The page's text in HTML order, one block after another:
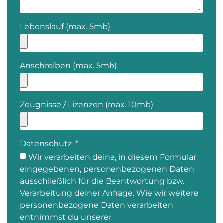
Lebenslauf (max. 5mb)
Anschreiben (max. 5mb)
Zeugnisse / Lizenzen (max. 10mb)
Datenschutz
Wir verarbeiten deine, in diesem Formular
eingegebenen, personenbezogenen Daten
ausschließlich für die Beantwortung bzw.
Verarbeitung deiner Anfrage. Wie wir weitere
personenbezogene Daten verarbeiten
entnimmst du unserer